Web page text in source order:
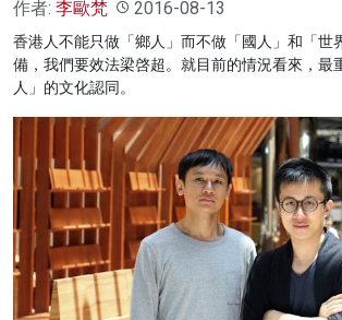
作者: 李歐梵 2016-08-13
香港人不能只做「鄉人」而不做「國人」和「世
備，我們要效法梁啓超。就目前的情況看來，最
人」的文化認同。